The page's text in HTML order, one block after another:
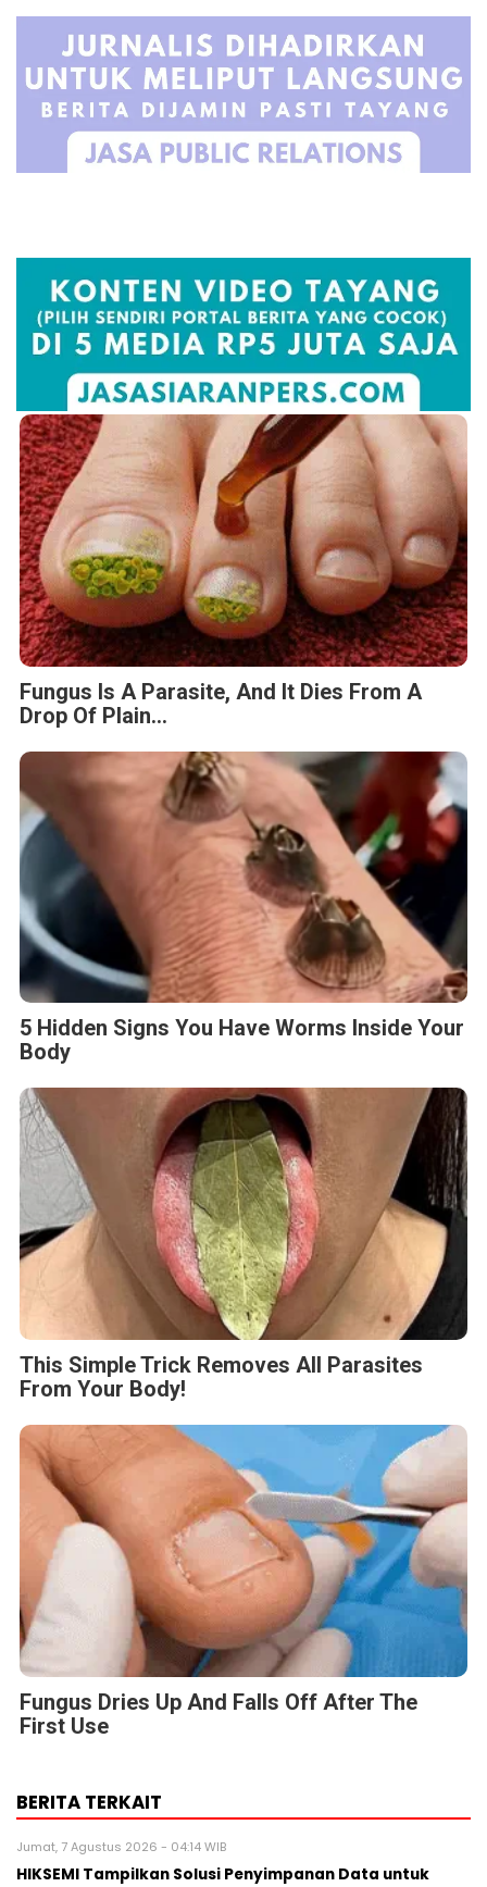
Fungus Is A Parasite, And It Dies From A
Drop Of Plain...
5 Hidden Signs You Have Worms Inside Your
Body
This Simple Trick Removes All Parasites
From Your Body!
Fungus Dries Up And Falls Off After The
First Use
BERITA TERKAIT
Jumat, 7 Agustus 2026 - 04:14 WIB
HIKSEMI Tampilkan Solusi Penyimpanan Data untuk